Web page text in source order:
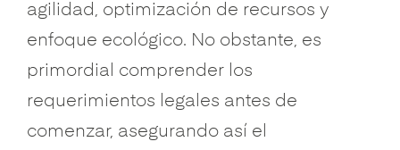
agilidad, optimización de recursos y
enfoque ecológico. No obstante, es
primordial comprender los
requerimientos legales antes de
comenzar, asegurando así el